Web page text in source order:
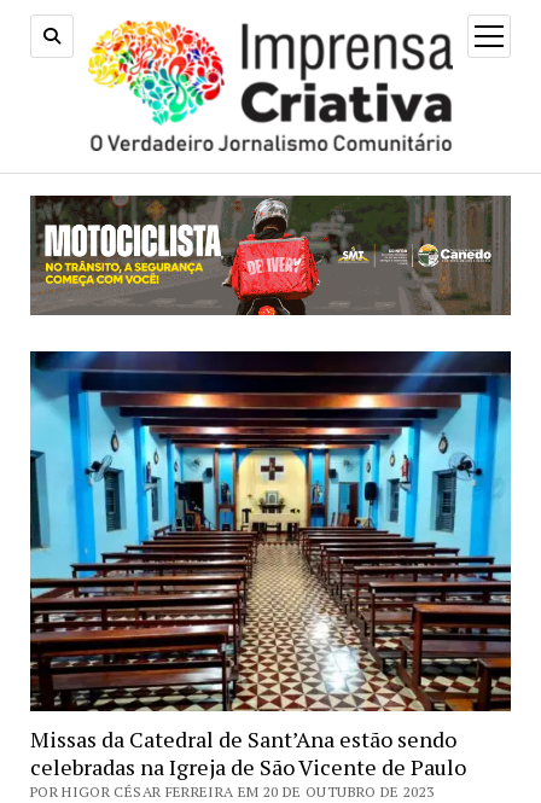
open
menu
Missas da Catedral de Sant’Ana estão sendo
celebradas na Igreja de São Vicente de Paulo
POR HIGOR CÉSAR FERREIRA EM 20 DE OUTUBRO DE 2023